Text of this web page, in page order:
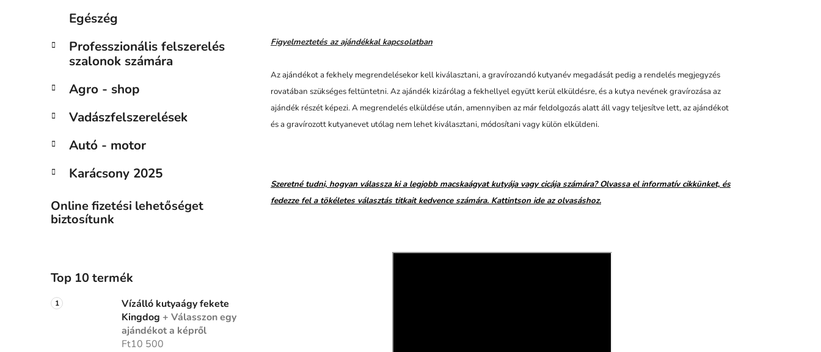
Egészég
Professzionális felszerelés
szalonok számára
Agro - shop
Vadászfelszerelések
Autó - motor
Karácsony 2025
Online fizetési lehetőséget
biztosítunk
Top 10 termék
Vízálló kutyaágy fekete
Kingdog + Válasszon egy
ajándékot a képről
Ft10 500
C
h
G
T
o
v
e
Figyelmeztetés az ajándékkal kapcsolatban
Az ajándékot a fekhely megrendelésekor kell kiválasztani, a gravírozandó kutyanév megadását pedig a rendelés megjegyzés
rovatában szükséges feltüntetni. Az ajándék kizárólag a fekhellyel együtt kerül elküldésre, és a kutya nevének gravírozása az
ajándék részét képezi. A megrendelés elküldése után, amennyiben az már feldolgozás alatt áll vagy teljesítve lett, az ajándékot
és a gravírozott kutyanevet utólag nem lehet kiválasztani, módosítani vagy külön elküldeni.
Szeretné tudni, hogyan válassza ki a legjobb macskaágyat kutyája vagy cicája számára? Olvassa el informatív cikkünket, és
fedezze fel a tökéletes választás titkait kedvence számára. Kattintson ide az olvasáshoz.